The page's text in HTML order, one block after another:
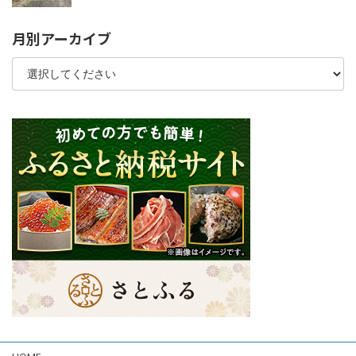
月別アーカイブ